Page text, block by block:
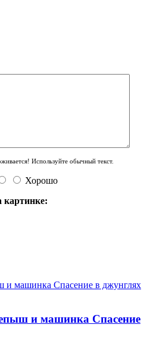
Используйте обычный текст.
Хорошо
картинке:
и машинка Спасение